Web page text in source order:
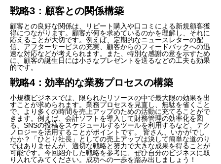
戦略3：顧客との関係構築
顧客との良好な関係は、リピート購入や口コミによる新規顧客獲
得につながります。顧客が何を求めているのかを理解し、それに
応えることが大切です。例えば、定期的なニュースレターの配
信、アフターサービスの充実、顧客からのフィードバックへの迅
速な対応などが考えられます。また、特別な感謝の意を示すため
に、顧客の誕生日には小さなプレゼントを送るなどの工夫も効果
的です。
戦略4：効率的な業務プロセスの構築
小規模ビジネスでは、限られたリソースの中で最大限の効果を出
すことが求められます。業務プロセスを見直し、無駄を省くこと
で、より多くの時間を売上アップのための活動に充てることがで
きます。例えば、会計ソフトを導入して財務管理の効率化を図
る、SNSの投稿をスケジュールするツールを利用するなど、テク
ノロジーを活用することがポイントです。 皆さん、いかがでし
たか？「ひとり社長」としての売上アップは決して簡単な道のり
ではありませんが、適切な戦略と努力で大きな成果を得ることが
可能です。今回紹介した戦略を参考に、ぜひ自分のビジネスに取
り入れてみてください。成功への一歩を踏み出しましょう！